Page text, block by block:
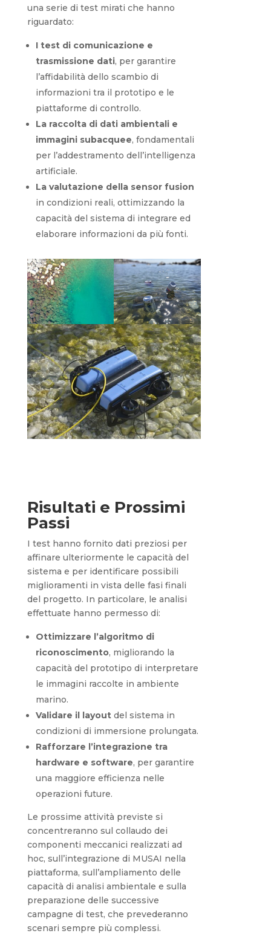
una serie di test mirati che hanno
riguardato:
I test di comunicazione e
trasmissione dati, per garantire
l’affidabilità dello scambio di
informazioni tra il prototipo e le
piattaforme di controllo.
La raccolta di dati ambientali e
immagini subacquee, fondamentali
per l’addestramento dell’intelligenza
artificiale.
La valutazione della sensor fusion
in condizioni reali, ottimizzando la
capacità del sistema di integrare ed
elaborare informazioni da più fonti.
Risultati e Prossimi
Passi
I test hanno fornito dati preziosi per
affinare ulteriormente le capacità del
sistema e per identificare possibili
miglioramenti in vista delle fasi finali
del progetto. In particolare, le analisi
effettuate hanno permesso di:
Ottimizzare l’algoritmo di
riconoscimento, migliorando la
capacità del prototipo di interpretare
le immagini raccolte in ambiente
marino.
Validare il layoutdel sistema in
condizioni di immersione prolungata.
Rafforzare l’integrazione tra
hardware e software, per garantire
una maggiore efficienza nelle
operazioni future.
Le prossime attività previste si
concentreranno sul collaudo dei
componenti meccanici realizzati ad
hoc, sull’integrazione di MUSAI nella
piattaforma, sull’ampliamento delle
capacità di analisi ambientale e sulla
preparazione delle successive
campagne di test, che prevederanno
scenari sempre più complessi.